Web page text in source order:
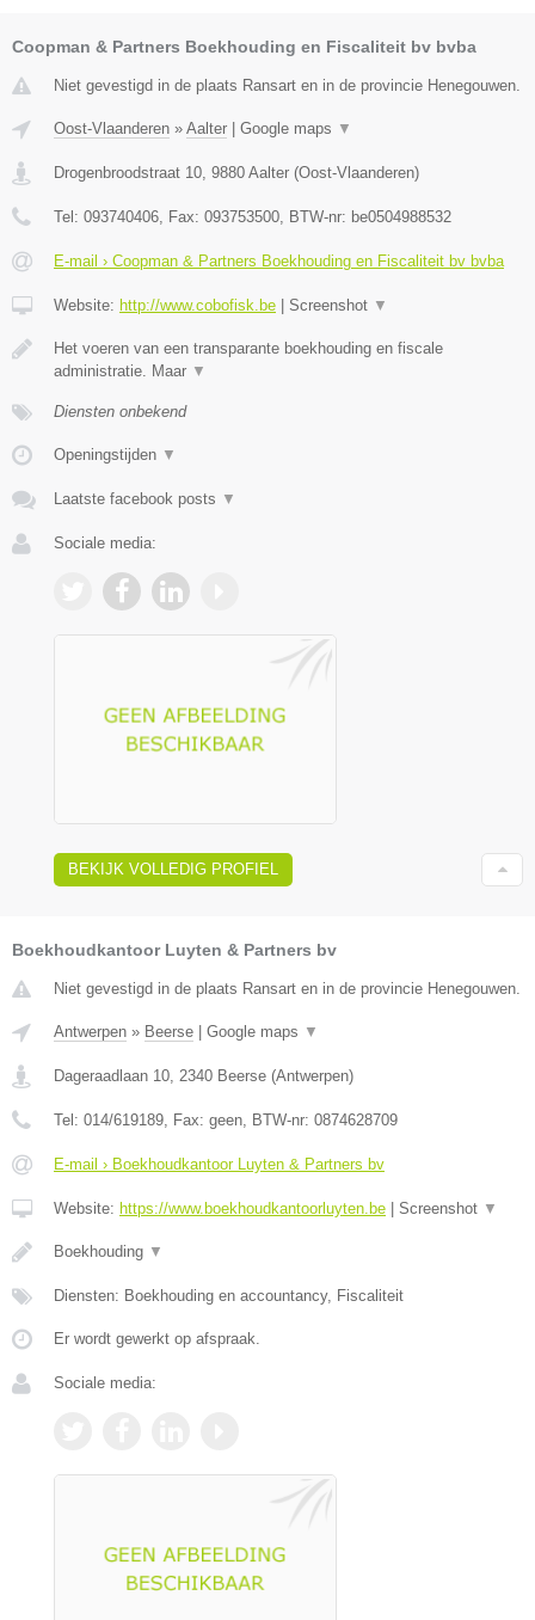
Coopman & Partners Boekhouding en Fiscaliteit bv bvba
Niet gevestigd in de plaats Ransart en in de provincie Henegouwen.
Oost-Vlaanderen » Aalter Google maps ▼
Drogenbroodstraat 10, 9880 Aalter (Oost-Vlaanderen)
Tel: 093740406, Fax: 093753500, BTW-nr: be0504988532
E-mail › Coopman & Partners Boekhouding en Fiscaliteit bv bvba
Website: http://www.cobofisk.be Screenshot ▼
Het voeren van een transparante boekhouding en fiscale
administratie. Maar ▼
Diensten onbekend
Openingstijden ▼
Laatste facebook posts ▼
Sociale media:
BEKIJK VOLLEDIG PROFIEL
Boekhoudkantoor Luyten & Partners bv
Niet gevestigd in de plaats Ransart en in de provincie Henegouwen.
Antwerpen » Beerse Google maps ▼
Dageraadlaan 10 2340 Beerse (Antwerpen)
Tel: 014/619189 , Fax: geen , BTW-nr: 0874628709
E-mail › Boekhoudkantoor Luyten & Partners bv
Website: https://www.boekhoudkantoorluyten.be Screenshot ▼
Boekhouding ▼
Diensten: Boekhouding en accountancy, Fiscaliteit
Er wordt gewerkt op afspraak.
Sociale media: